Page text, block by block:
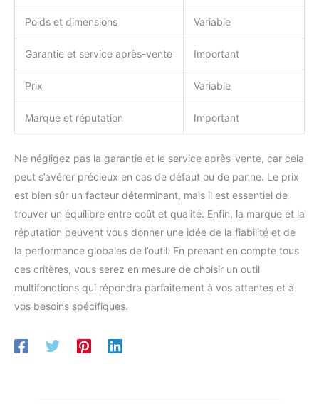
Poids et dimensions Variable
Garantie et service après-vente Important
Prix Variable
Marque et réputation Important
Ne négligez pas la garantie et le service après-vente, car cela
peut s’avérer précieux en cas de défaut ou de panne. Le prix
est bien sûr un facteur déterminant, mais il est essentiel de
trouver un équilibre entre coût et qualité. Enfin, la marque et la
réputation peuvent vous donner une idée de la fiabilité et de
la performance globales de l’outil. En prenant en compte tous
ces critères, vous serez en mesure de choisir un outil
multifonctions qui répondra parfaitement à vos attentes et à
vos besoins spécifiques.